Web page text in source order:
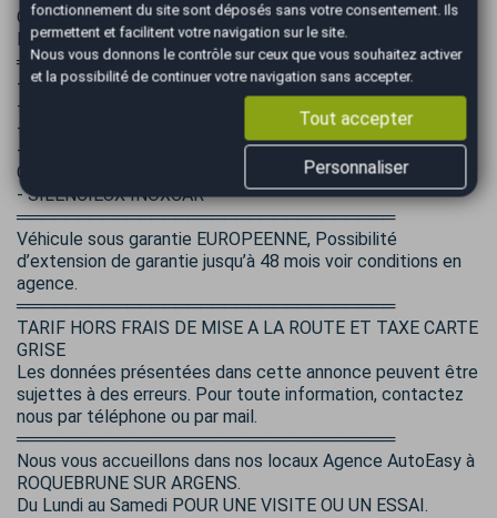
OPEL CORSA 1.2 130CH GS LINE BVA / PREMIERE MAIN /
ENTRETIEN OPEL
═══════════════════════════════
- TRES BON ETAT
- PREMIERE MAIN
- ENTRETIEN FULL OPEL
- DISTRIBUTION NEUVE / PRECONISATION
CONSTRUCTEUR
- SILENCIEUX INOXCAR
═══════════════════════════════
Véhicule sous garantie EUROPEENNE, Possibilité
d’extension de garantie jusqu’à 48 mois voir conditions en
agence.
═══════════════════════════════
TARIF HORS FRAIS DE MISE A LA ROUTE ET TAXE CARTE
GRISE
Les données présentées dans cette annonce peuvent être
sujettes à des erreurs. Pour toute information, contactez
nous par téléphone ou par mail.
═══════════════════════════════
Nous vous accueillons dans nos locaux Agence AutoEasy à
ROQUEBRUNE SUR ARGENS.
Du Lundi au Samedi POUR UNE VISITE OU UN ESSAI.
fonctionnement du site sont déposés sans votre consentement. Ils
permettent et facilitent votre navigation sur le site.
Nous vous donnons le contrôle sur ceux que vous souhaitez activer
et la possibilité de continuer votre navigation sans accepter.
Tout accepter
Personnaliser